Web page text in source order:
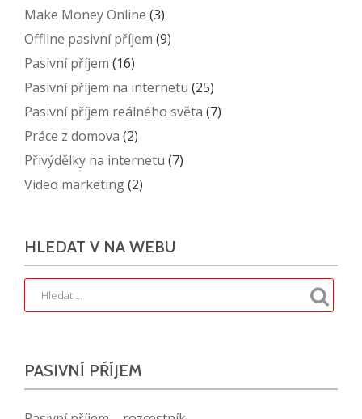
Make Money Online (3)
Offline pasivní příjem (9)
Pasivní příjem (16)
Pasivní příjem na internetu (25)
Pasivní příjem reálného světa (7)
Práce z domova (2)
Přivýdělky na internetu (7)
Video marketing(2)
HLEDAT V NA WEBU
PASIVNÍ PŘÍJEM